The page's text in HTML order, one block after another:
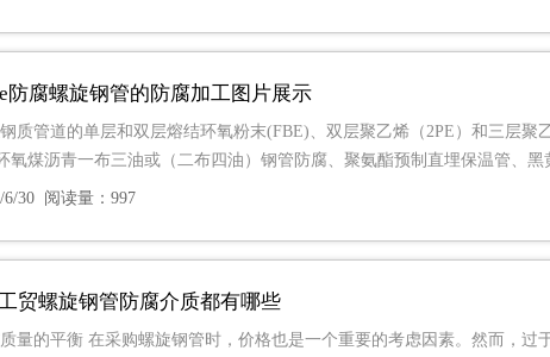
防腐螺旋钢管的防腐加工图片展示
质管道的单层和双层熔结环氧粉末(FBE)、双层聚乙烯（2PE）和三层聚
环氧煤沥青一布三油或（二布四油）钢管防腐、聚氨酯预制直埋保温管、
6/30 阅读量：997
贸螺旋钢管防腐介质都有哪些
量的平衡 在采购螺旋钢管时，价格也是一个重要的考虑因素。然而，过